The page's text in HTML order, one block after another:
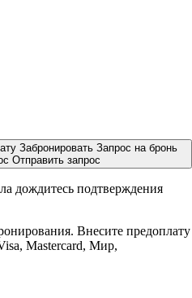
Забронировать Запрос на бронь
Отправить запрос
дождитесь подтверждения
Внесите предоплату
Mastercard, Мир,